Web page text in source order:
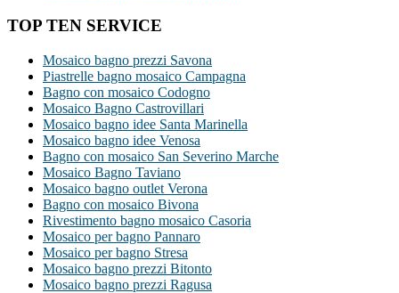
TOP TEN SERVICE
Mosaico bagno prezzi Savona
Piastrelle bagno mosaico Campagna
Bagno con mosaico Codogno
Mosaico Bagno Castrovillari
Mosaico bagno idee Santa Marinella
Mosaico bagno idee Venosa
Bagno con mosaico San Severino Marche
Mosaico Bagno Taviano
Mosaico bagno outlet Verona
Bagno con mosaico Bivona
Rivestimento bagno mosaico Casoria
Mosaico per bagno Pannaro
Mosaico per bagno Stresa
Mosaico bagno prezzi Bitonto
Mosaico bagno prezzi Ragusa